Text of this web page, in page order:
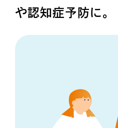
や認知症予防に。